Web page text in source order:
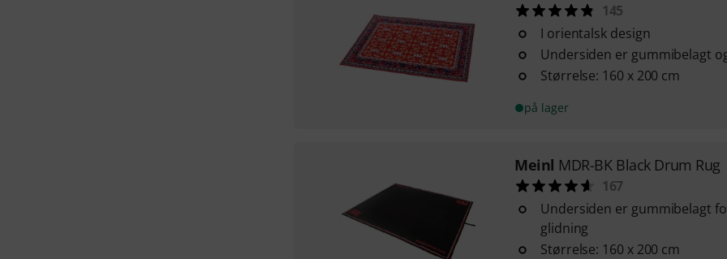
145
I orientalsk design
Undersiden er gummibelagt
Størrelse: 160 x 200 cm
på lager
Meinl MDR-BK Black Drum Rug
167
Undersiden er gummibelagt
glidning
Størrelse: 160 x 200 cm